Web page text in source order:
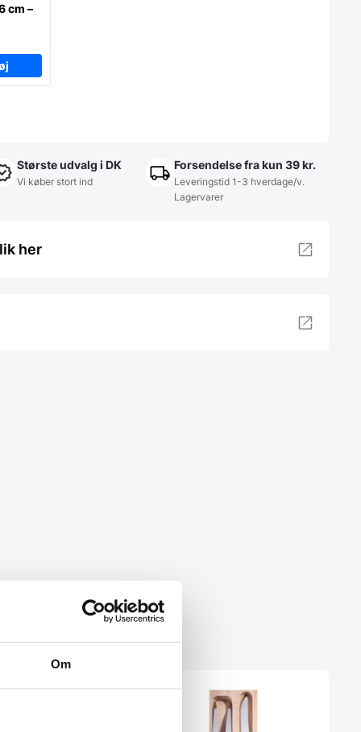
Om
cm –
Største udvalg i DK
Vi køber stort ind
Forsendelse fra kun 39 kr.
Leveringstid 1-3 hverdage/v.
Lagervarer
her
SPAR 30%